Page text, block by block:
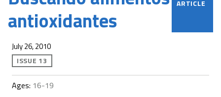
antioxidantes
ARTICLE
July 26, 2010
ISSUE 13
Ages: 16-19